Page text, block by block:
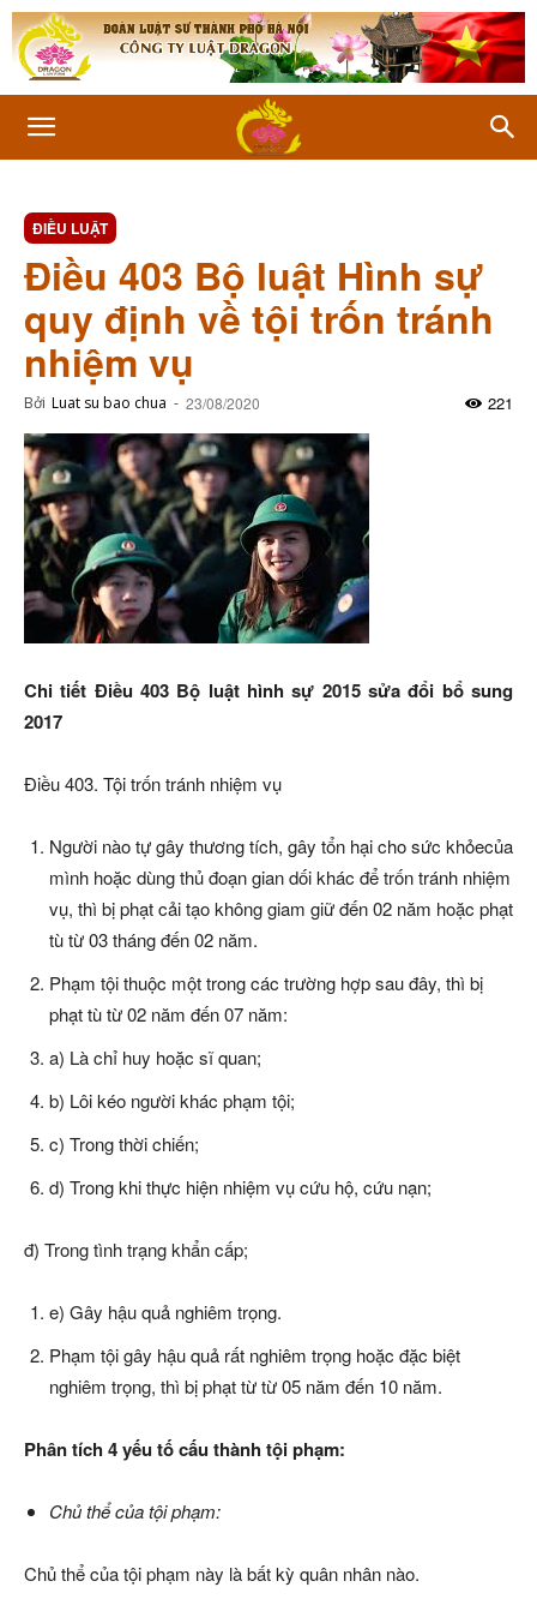
ĐIỀU LUẬT
Điều 403 Bộ luật Hình sự
quy định về tội trốn tránh
nhiệm vụ
Bởi Luat su bao chua - 23/08/2020 221
Chi tiết Điều 403 Bộ luật hình sự 2015 sửa đổi bổ sung
2017
Điều 403. Tội trốn tránh nhiệm vụ
Người nào tự gây thương tích, gây tổn hại cho sức khỏecủa
mình hoặc dùng thủ đoạn gian dối khác để trốn tránh nhiệm
vụ, thì bị phạt cải tạo không giam giữ đến 02 năm hoặc phạt
tù từ 03 tháng đến 02 năm.
Phạm tội thuộc một trong các trường hợp sau đây, thì bị
phạt tù từ 02 năm đến 07 năm:
a) Là chỉ huy hoặc sĩ quan;
b) Lôi kéo người khác phạm tội;
c) Trong thời chiến;
d) Trong khi thực hiện nhiệm vụ cứu hộ, cứu nạn;
đ) Trong tình trạng khẩn cấp;
e) Gây hậu quả nghiêm trọng.
Phạm tội gây hậu quả rất nghiêm trọng hoặc đặc biệt
nghiêm trọng, thì bị phạt từ từ 05 năm đến 10 năm.
Phân tích 4 yếu tố cấu thành tội phạm:
Chủ thể của tội phạm:
Chủ thể của tội phạm này là bất kỳ quân nhân nào.